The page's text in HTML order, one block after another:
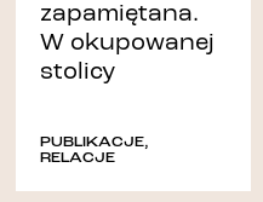
zapamiętana.
W okupowanej
stolicy
PUBLIKACJE,
RELACJE